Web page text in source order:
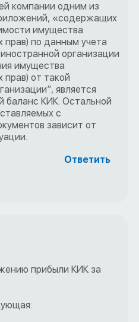
компании одним из
«содержащих
имущества
прав) по данным учета
организации
имущества
от такой
является
баланс КИК. Остальной
с
зависит от
Ответить
прибыли КИК за